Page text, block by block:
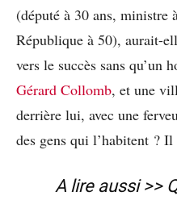
(député à 30 ans, ministre
République à 50), aurait-
vers le succès sans qu’un
Gérard Collomb, et une
derrière lui, avec une
des gens qui l’habitent ? Il
A lire aussi >>